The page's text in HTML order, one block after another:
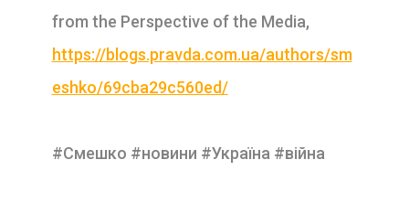
from the Perspective of the Media,
https://blogs.pravda.com.ua/authors/sm
eshko/69cba29c560ed/
#Смешко #новини #Україна #війна